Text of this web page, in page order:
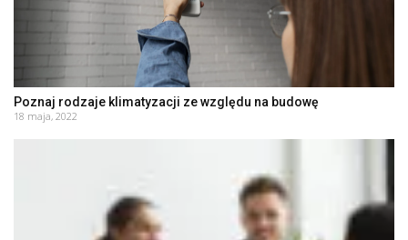
Poznaj rodzaje klimatyzacji ze względu na budowę
18 maja, 2022